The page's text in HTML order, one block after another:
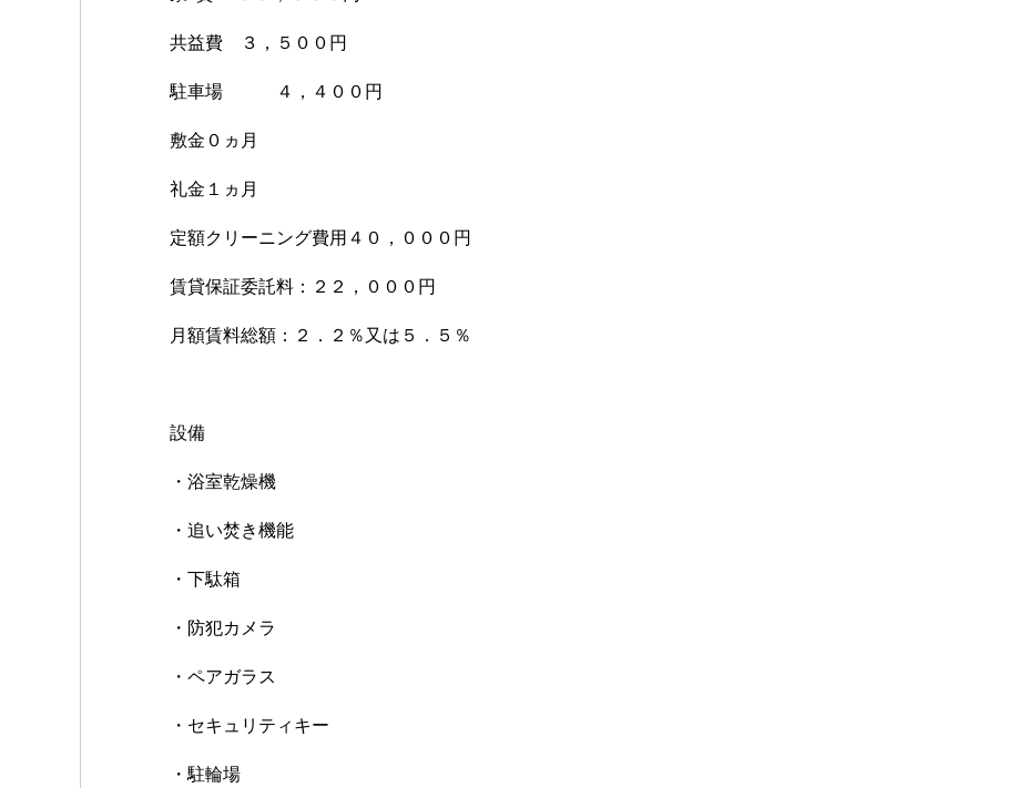
共益費 ３，５００円
駐車場 ４，４００円
敷金０ヵ月
礼金１ヵ月
定額クリーニング費用４０，０００円
賃貸保証委託料：２２，０００円
月額賃料総額：２．２％又は５．５％
設備
・浴室乾燥機
・追い焚き機能
・下駄箱
・防犯カメラ
・ペアガラス
・セキュリティキー
・駐輪場